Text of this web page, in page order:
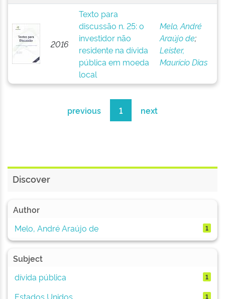
2016
Texto para
discussão n. 25: o
investidor não
residente na dívida
pública em moeda
local
Melo, André
Araújo de;
Leister,
Maurício Dias
previous 1 next
Discover
Author
Melo, André Araújo de
1
Subject
dívida pública
1
Estados Unidos 1